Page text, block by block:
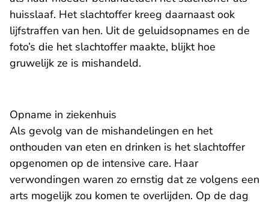
huisslaaf. Het slachtoffer kreeg daarnaast ook
lijfstraffen van hen. Uit de geluidsopnames en de
foto’s die het slachtoffer maakte, blijkt hoe
gruwelijk ze is mishandeld.
Opname in ziekenhuis
Als gevolg van de mishandelingen en het
onthouden van eten en drinken is het slachtoffer
opgenomen op de intensive care. Haar
verwondingen waren zo ernstig dat ze volgens een
arts mogelijk zou komen te overlijden. Op de dag